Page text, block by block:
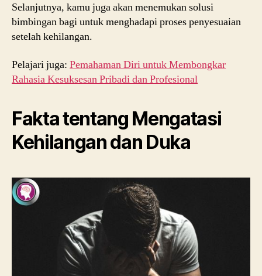
Selanjutnya, kamu juga akan menemukan solusi
bimbingan bagi untuk menghadapi proses penyesuaian
setelah kehilangan.
Pelajari juga: Pemahaman Diri untuk Membongkar
Rahasia Kesuksesan Pribadi dan Profesional
Fakta tentang Mengatasi
Kehilangan dan Duka